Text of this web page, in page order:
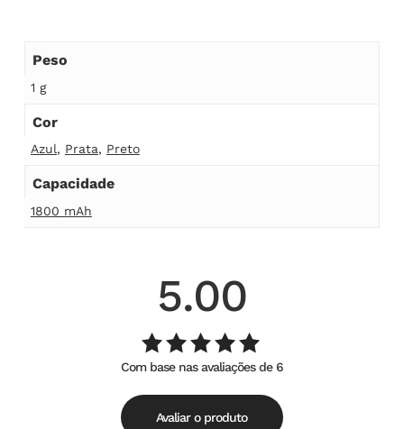
Peso
1 g
Cor
Azul, Prata, Preto
Capacidade
1800 mAh
5.00
Avaliação
5.00de
5
Com base nas avaliações de 6
Avaliar o produto